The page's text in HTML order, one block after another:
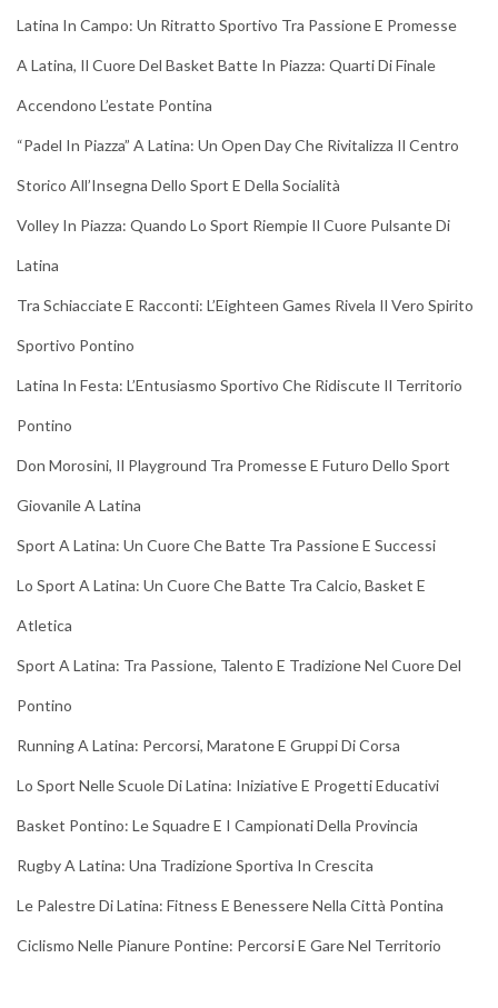
Latina In Campo: Un Ritratto Sportivo Tra Passione E Promesse
A Latina, Il Cuore Del Basket Batte In Piazza: Quarti Di Finale
Accendono L’estate Pontina
“Padel In Piazza” A Latina: Un Open Day Che Rivitalizza Il Centro
Storico All’Insegna Dello Sport E Della Socialità
Volley In Piazza: Quando Lo Sport Riempie Il Cuore Pulsante Di
Latina
Tra Schiacciate E Racconti: L’Eighteen Games Rivela Il Vero Spirito
Sportivo Pontino
Latina In Festa: L’Entusiasmo Sportivo Che Ridiscute Il Territorio
Pontino
Don Morosini, Il Playground Tra Promesse E Futuro Dello Sport
Giovanile A Latina
Sport A Latina: Un Cuore Che Batte Tra Passione E Successi
Lo Sport A Latina: Un Cuore Che Batte Tra Calcio, Basket E
Atletica
Sport A Latina: Tra Passione, Talento E Tradizione Nel Cuore Del
Pontino
Running A Latina: Percorsi, Maratone E Gruppi Di Corsa
Lo Sport Nelle Scuole Di Latina: Iniziative E Progetti Educativi
Basket Pontino: Le Squadre E I Campionati Della Provincia
Rugby A Latina: Una Tradizione Sportiva In Crescita
Le Palestre Di Latina: Fitness E Benessere Nella Città Pontina
Ciclismo Nelle Pianure Pontine: Percorsi E Gare Nel Territorio